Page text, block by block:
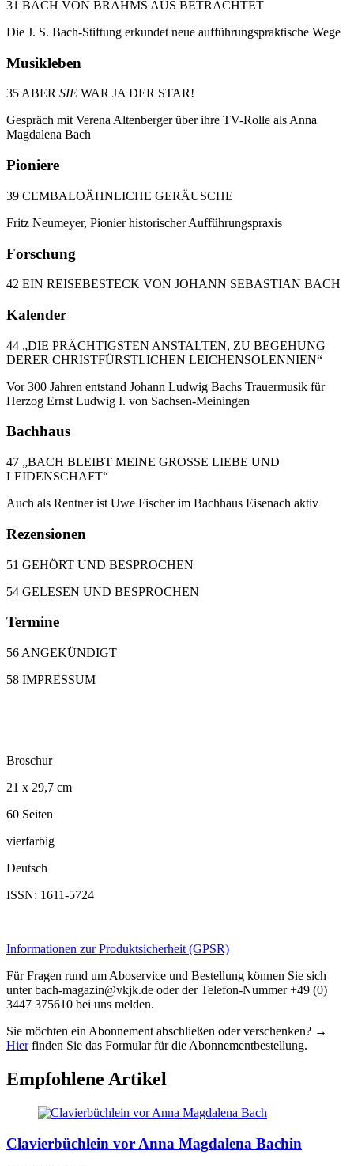
31 BACH VON BRAHMS AUS BETRACHTET
Die J. S. Bach-Stiftung erkundet neue aufführungspraktische Wege
Musikleben
35 ABER SIE WAR JA DER STAR!
Gespräch mit Verena Altenberger über ihre TV-Rolle als Anna
Magdalena Bach
Pioniere
39 CEMBALOÄHNLICHE GERÄUSCHE
Fritz Neumeyer, Pionier historischer Aufführungspraxis
Forschung
42 EIN REISEBESTECK VON JOHANN SEBASTIAN BACH
Kalender
44 „DIE PRÄCHTIGSTEN ANSTALTEN, ZU BEGEHUNG
DERER CHRISTFÜRSTLICHEN LEICHENSOLENNIEN“
Vor 300 Jahren entstand Johann Ludwig Bachs Trauermusik für
Herzog Ernst Ludwig I. von Sachsen-Meiningen
Bachhaus
47 „BACH BLEIBT MEINE GROSSE LIEBE UND
LEIDENSCHAFT“
Auch als Rentner ist Uwe Fischer im Bachhaus Eisenach aktiv
Rezensionen
51 GEHÖRT UND BESPROCHEN
54 GELESEN UND BESPROCHEN
Termine
56 ANGEKÜNDIGT
58 IMPRESSUM
Broschur
21 x 29,7 cm
60 Seiten
vierfarbig
Deutsch
ISSN: 1611-5724
Informationen zur Produktsicherheit (GPSR)
Für Fragen rund um Aboservice und Bestellung können Sie sich
unter bach-magazin@vkjk.de oder der Telefon-Nummer +49 (0)
3447 375610 bei uns melden.
Sie möchten ein Abonnement abschließen oder verschenken? →
Hierfinden Sie das Formular für die Abonnementbestellung.
Empfohlene Artikel
Clavierbüchlein vor Anna Magdalena Bachin